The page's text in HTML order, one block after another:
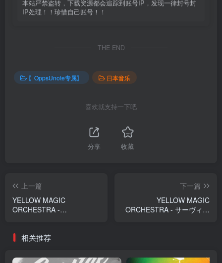
本站严禁盗转，下载资源都会追踪到账号IP，发现一律封号封
IP处理！！珍惜自己账号！！
THE END
〖OppsUnote专属〗 日本音乐
喜欢就支持一下吧
分享 收藏
上一篇
YELLOW MAGIC
ORCHESTRA -
下一篇
YELLOW MAGIC
ORCHESTRA - サーヴィス
相关推荐